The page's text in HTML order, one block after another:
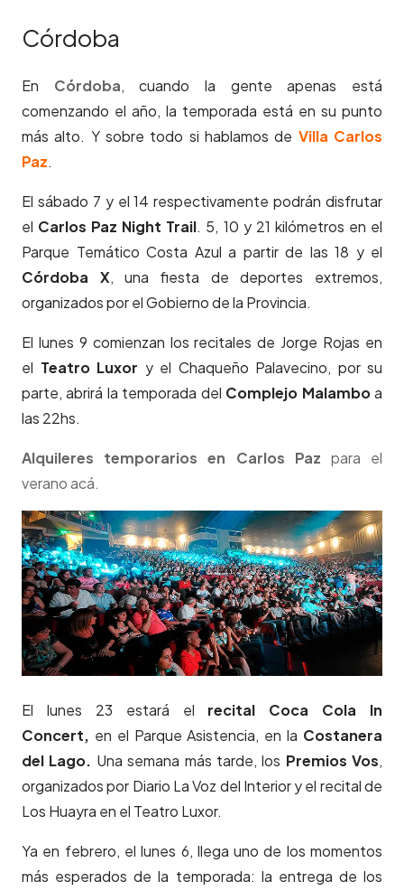
Córdoba
En Córdoba, cuando la gente apenas está
comenzando el año, la temporada está en su punto
más alto. Y sobre todo si hablamos de Villa Carlos
Paz.
El sábado 7 y el 14 respectivamente podrán disfrutar
el Carlos Paz Night Trail. 5, 10 y 21 kilómetros en el
Parque Temático Costa Azul a partir de las 18 y el
Córdoba X, una fiesta de deportes extremos,
organizados por el Gobierno de la Provincia.
El lunes 9 comienzan los recitales de Jorge Rojas en
el Teatro Luxor y el Chaqueño Palavecino, por su
parte, abrirá la temporada del Complejo Malamboa
las 22hs.
Alquileres temporarios en Carlos Paz para el
verano acá.
El lunes 23 estará el recital Coca Cola In
Concert, en el Parque Asistencia, en la Costanera
del Lago. Una semana más tarde, los Premios Vos,
organizados por Diario La Voz del Interior y el recital de
Los Huayra en el Teatro Luxor.
Ya en febrero, el lunes 6, llega uno de los momentos
más esperados de la temporada: la entrega de los